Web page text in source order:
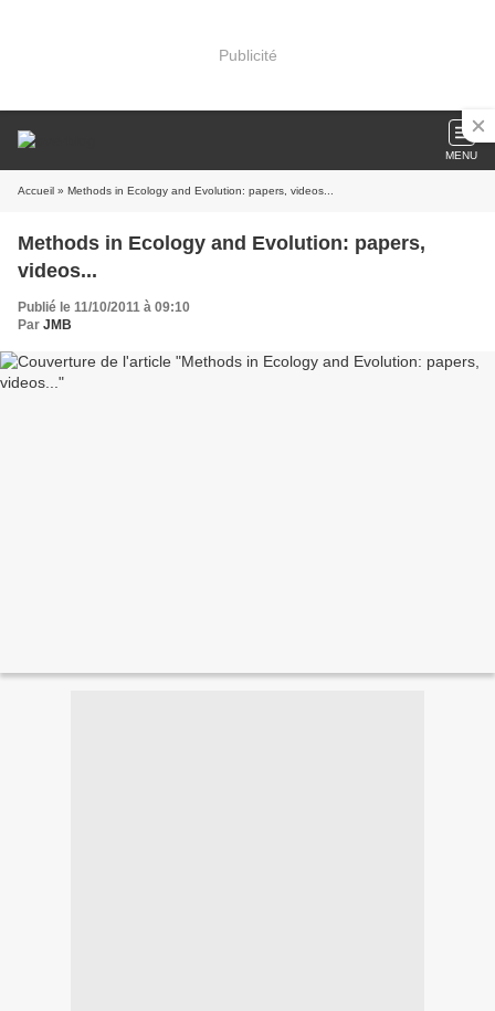
Publicité
MENU
Accueil » Methods in Ecology and Evolution: papers, videos...
Methods in Ecology and Evolution: papers,
videos...
Publié le 11/10/2011 à 09:10
Par JMB